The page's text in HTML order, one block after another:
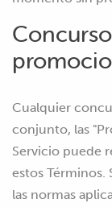
Cualquier
conjunto, las
Servicio puede
estos Términos.
las normas